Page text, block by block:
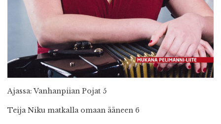
Ajassa: Vanhanpiian Pojat 5
Teija Niku matkalla omaan ääneen 6